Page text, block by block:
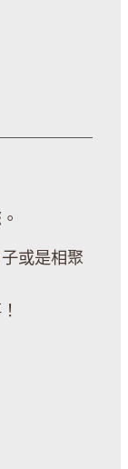
或是相聚